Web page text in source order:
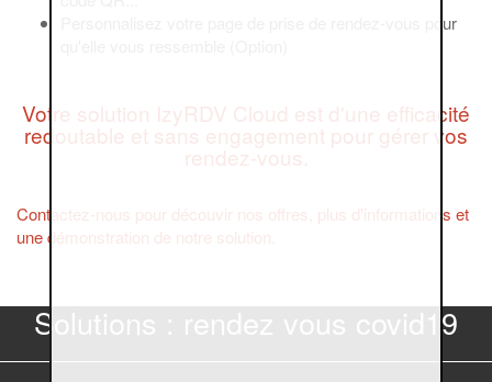
Personnalisez votre page de prise de rendez-vous pour
Votre solution IzyRDV Cloud est d'une efficacité
redoutable et sans engagement pour gérer vos
rendez-vous.
Contactez-nous pour découvir nos offres, plus d'informations et
une démonstration de notre solution.
Solutions : rendez vous covid19